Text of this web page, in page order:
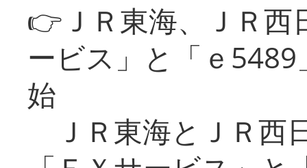
👉ＪＲ東海、ＪＲ
ービス」と「ｅ
始
ＪＲ東海とＪＲ西